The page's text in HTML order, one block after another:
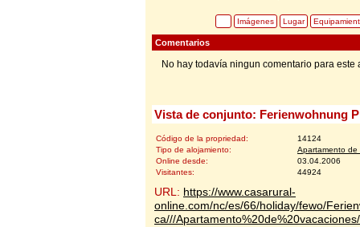
Imágenes Lugar
Comentarios
No hay todavía ningun comentario para este
Vista de conjunto: Ferienwohnung
Código de la propriedad:
14124
Tipo de alojamiento:
Apartamento de
Online desde:
03.04.2006
Visitantes:
44924
URL: https://www.casarural-
online.com/nc/es/66/holiday/fewo/
ca///Apartamento%20de%20vacaciones/